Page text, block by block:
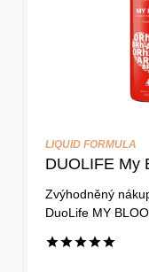
LIQUID FORMULA
DUOLIFE My
Zvýhodněný
DuoLife MY